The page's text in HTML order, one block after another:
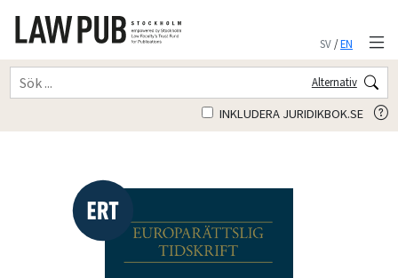
SV/EN
Alternativ
INKLUDERA JURIDIKBOK.SE